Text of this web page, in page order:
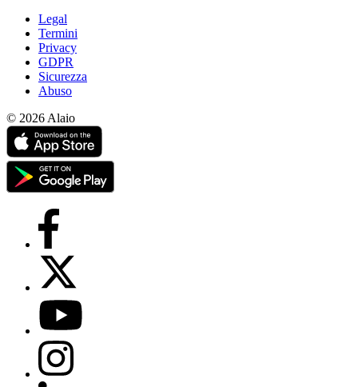
Legal
Termini
Privacy
GDPR
Sicurezza
Abuso
© 2026 Alaio